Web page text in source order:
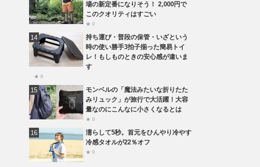
場の新定番になりそう！ 2,000円で
このクオリティはすごい
★ 0
持ち運び・普段の保管・いざという
時の使い勝手3拍子揃った簡易トイ
レ！もしものときの安心感が違いま
す
★ 0
モンベルの「魔法みたいな折りたた
みリュック」が旅行で大活躍！大容
量なのにこんなに小さくなるとは
★ 0
濡らして5秒。首元をひんやり冷やす
冷感タオルが22％オフ
★ 0